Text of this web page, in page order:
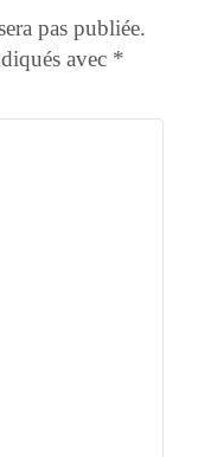
pas publiée.
avec *